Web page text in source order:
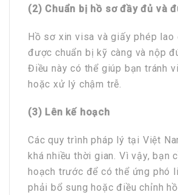
(2) Chuẩn bị hồ sơ đầy đủ và
Hồ sơ xin visa và giấy phép lao
được chuẩn bị kỹ càng và nộp
Điều này có thể giúp bạn tránh
hoặc xử lý chậm trễ.
(3) Lên kế hoạch
Các quy trình pháp lý tại Việt
khá nhiều thời gian. Vì vậy, bạn
hoạch trước để có thể ứng phó
phải bổ sung hoặc điều chỉnh